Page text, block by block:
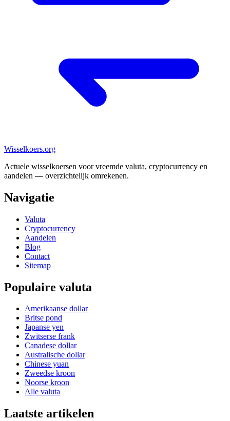
Wisselkoers.org
Actuele wisselkoersen voor vreemde valuta, cryptocurrency en
aandelen — overzichtelijk omrekenen.
Navigatie
Valuta
Cryptocurrency
Aandelen
Blog
Contact
Sitemap
Populaire valuta
Amerikaanse dollar
Britse pond
Japanse yen
Zwitserse frank
Canadese dollar
Australische dollar
Chinese yuan
Zweedse kroon
Noorse kroon
Alle valuta
Laatste artikelen